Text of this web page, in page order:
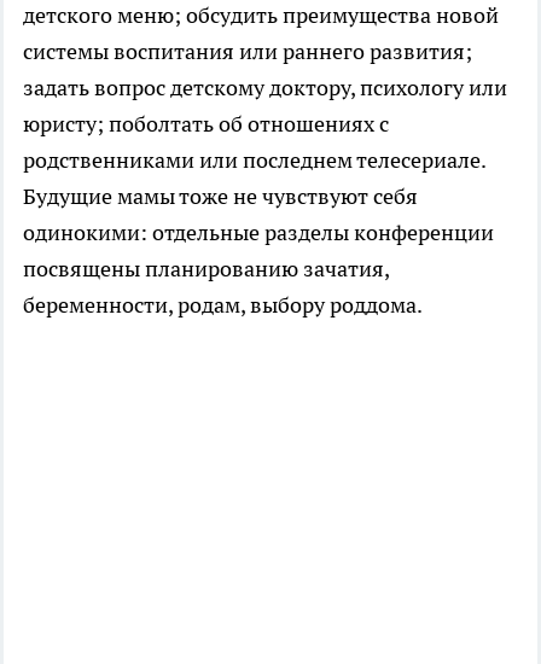
детского меню; обсудить преимущества новой
системы воспитания или раннего развития;
задать вопрос детскому доктору, психологу или
юристу; поболтать об отношениях с
родственниками или последнем телесериале.
Будущие мамы тоже не чувствуют себя
одинокими: отдельные разделы конференции
посвящены планированию зачатия,
беременности, родам, выбору роддома.